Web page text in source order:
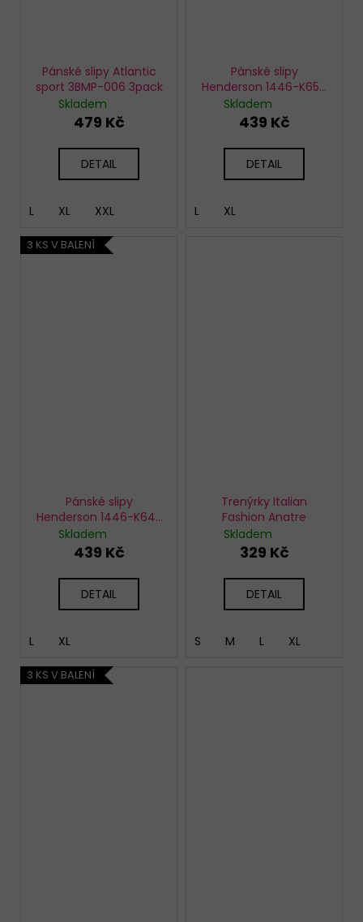
Pánské slipy Atlantic
sport 3BMP-006 3pack
Skladem
479 Kč
DETAIL
L XL XXL
Pánské slipy
Henderson 1446-K650
3 pack
Skladem
439 Kč
DETAIL
L XL
3 KS V BALENÍ
Pánské slipy
Henderson 1446-K642
3 pack
Skladem
439 Kč
DETAIL
L XL
Trenýrky Italian
Fashion Anatre
Skladem
329 Kč
DETAIL
S M L XL
3 KS V BALENÍ